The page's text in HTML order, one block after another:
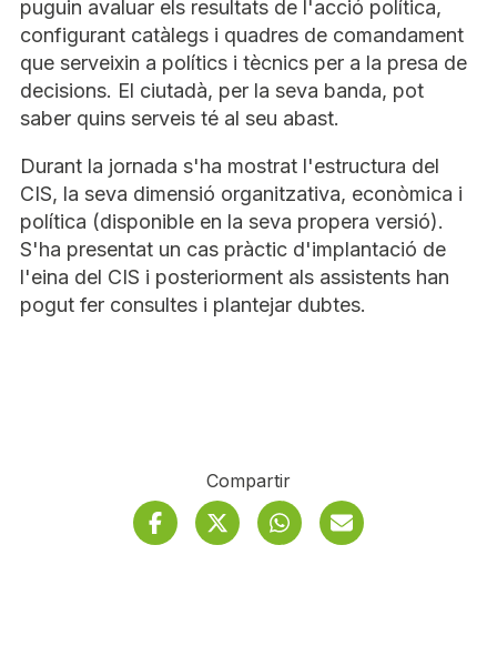
puguin avaluar els resultats de l'acció política,
configurant catàlegs i quadres de comandament
que serveixin a polítics i tècnics per a la presa de
decisions. El ciutadà, per la seva banda, pot
saber quins serveis té al seu abast.
Durant la jornada s'ha mostrat l'estructura del
CIS, la seva dimensió organitzativa, econòmica i
política (disponible en la seva propera versió).
S'ha presentat un cas pràctic d'implantació de
l'eina del CIS i posteriorment als assistents han
pogut fer consultes i plantejar dubtes.
Compartir
FacebookS'obre en finestra
TwitterS'obre en finestra
WhatsappCorreu